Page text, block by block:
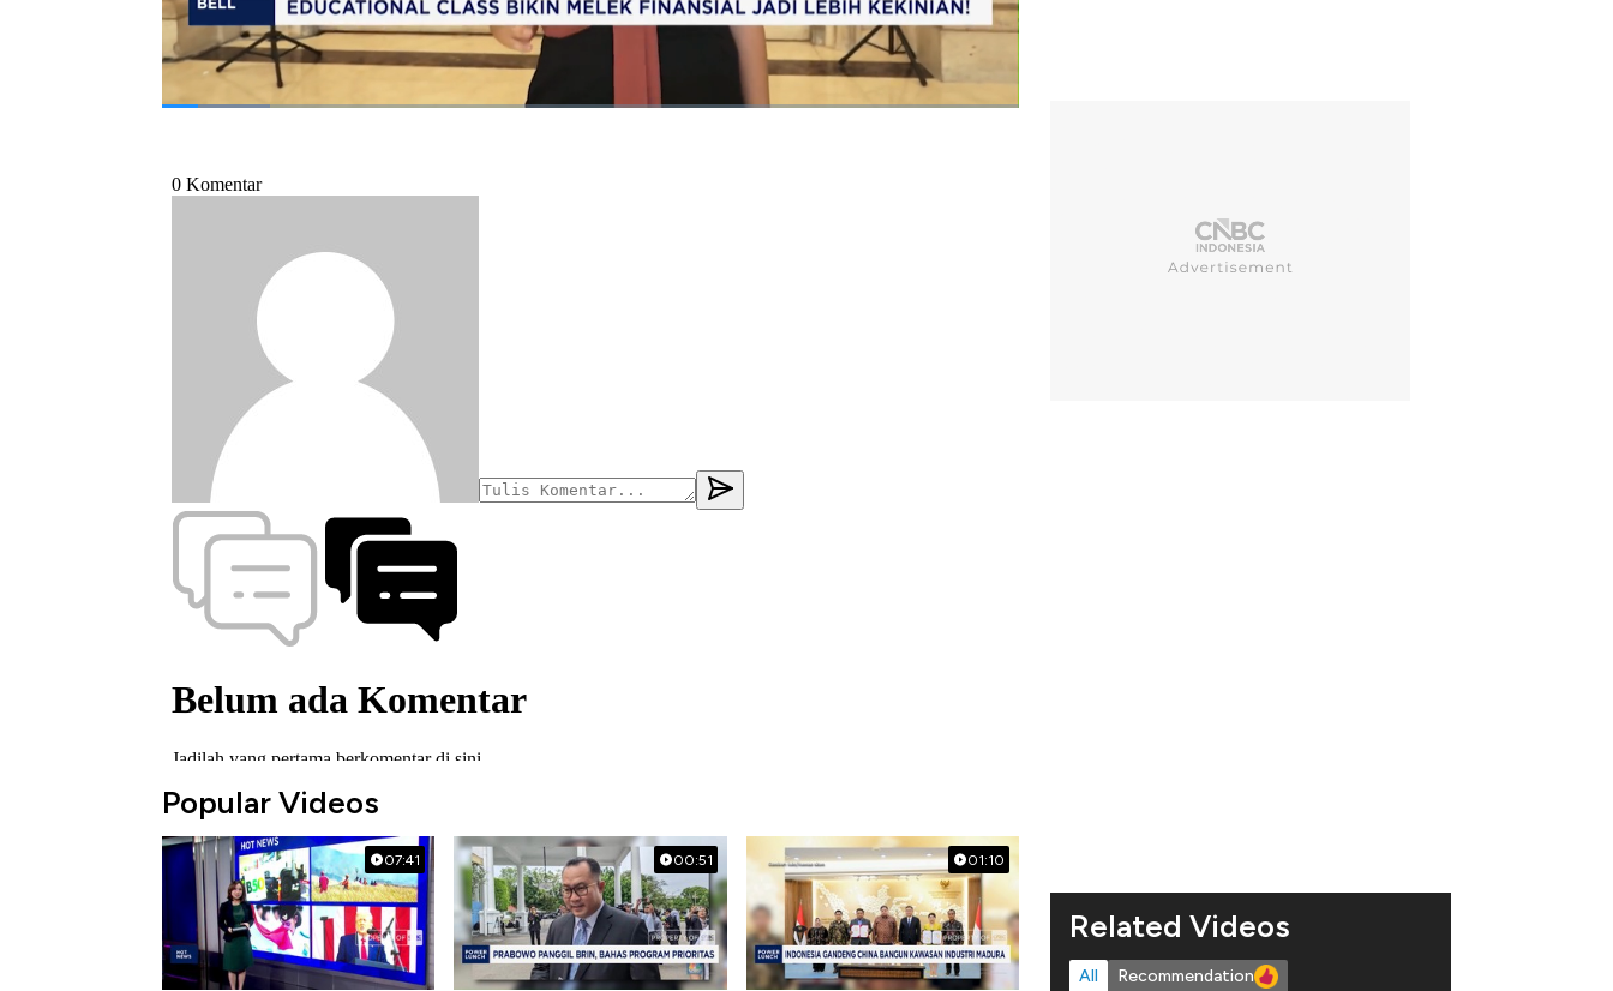
#lps #lps financial festival 2025 #keuangan
Popular Videos
07:41 00:51 01:10
Related Videos
All Recommendation